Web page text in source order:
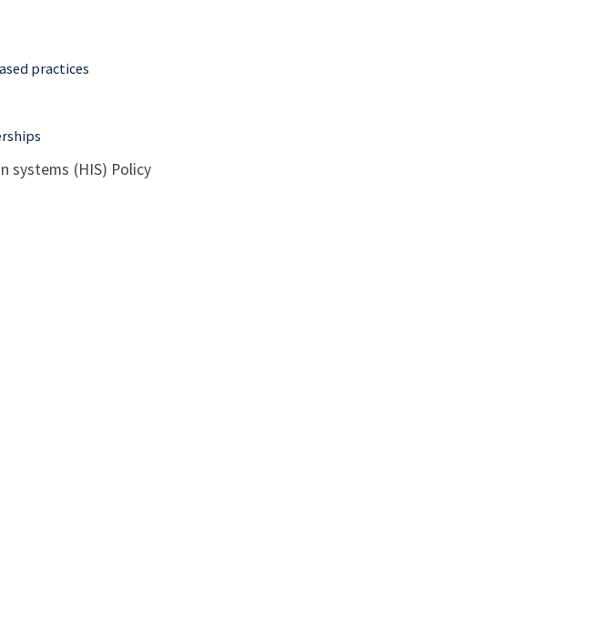
practices
systems (HIS) Policy